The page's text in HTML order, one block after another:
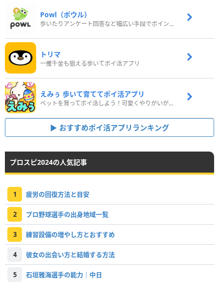
Powl（ポウル）
歩いたりアンケート回答など幅広い手段でポイントをゲット
トリマ
一攫千金も狙える歩いてポイ活アプリ
えみぅ 歩いて育ててポイ活アプリ
ペットを育ってポイ活しよう！可愛くやりがいがある新感覚アプリ
おすすめポイ活アプリランキング
プロスピ2024の人気記事
1 疲労の回復方法と目安
2 プロ野球選手の出身地域一覧
3 練習設備の増やし方とおすすめ
4 彼女の出会い方と結婚する方法
5 石垣雅海選手の能力｜中日